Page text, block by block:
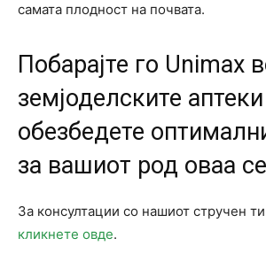
самата плодност на почвата.
Побарајте го Unimax
земјоделските
обезбедете
за вашиот род оваа
За консултации со нашиот стручен
кликнете овде.